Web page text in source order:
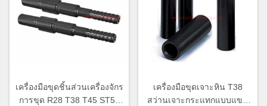
เครื่องมือขุดชิ้นส่วนเครื่องจักร
การขุด R28 T38 T45 ST58
เครื่องมือขุดเจาะหิน T38
สว่านเจาะกระแทกแบบแขน